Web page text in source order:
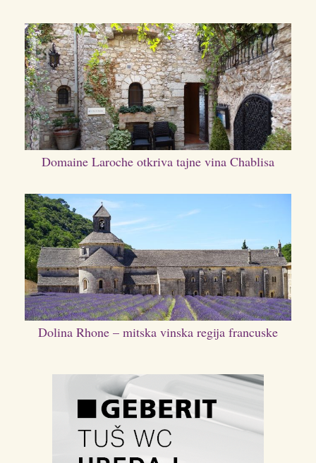
Domaine Laroche otkriva tajne vina Chablisa
Dolina Rhone – mitska vinska regija francuske